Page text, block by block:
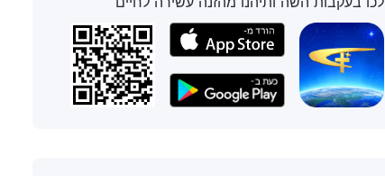
9:28
דבר אלוהים היומי: חשיפת תפיסות
דתיות – מובאה 293